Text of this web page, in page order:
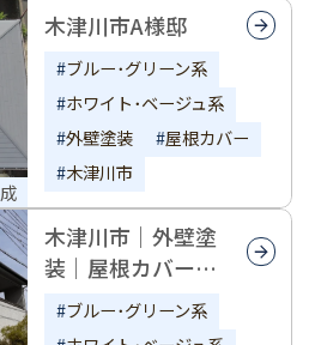
木津川市A様邸
ブルー･グリーン系
ホワイト･ベージュ系
外壁塗装
屋根カバー
木津川市
木津川市｜外壁塗
装｜屋根カバー｜
ガルテクト｜K様
ブルー･グリーン系